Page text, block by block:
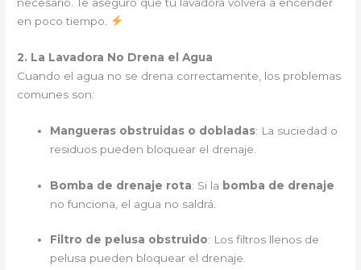
en poco tiempo.
2. La Lavadora No Drena el Agua
Cuando el agua no se drena correctamente, los problemas
comunes son:
Mangueras obstruidas o dobladas: La suciedad o
residuos pueden bloquear el drenaje.
Bomba de drenaje rota: Si la bomba de drenaje
no funciona, el agua no saldrá.
Filtro de pelusa obstruido: Los filtros llenos de
pelusa pueden bloquear el drenaje.